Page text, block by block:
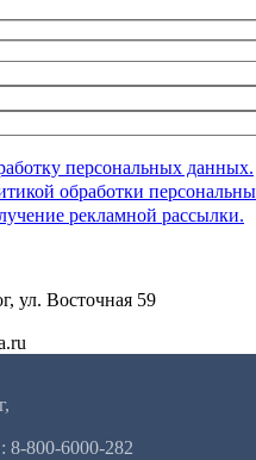
персональных данных.
обработки
рекламной рассылки.
ул. Восточная 59
8-800-6000-282